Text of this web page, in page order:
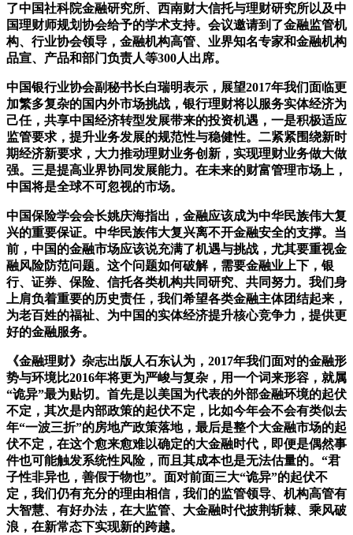
了中国社科院金融研究所、西南财大信托与理财研究所以及中
国理财师规划协会给予的学术支持。会议邀请到了金融监管机
构、行业协会领导，金融机构高管、业界知名专家和金融机构
品宣、产品和部门负责人等300人出席。
中国银行业协会副秘书长白瑞明表示，展望2017年我们面临更
加繁多复杂的国内外市场挑战，银行理财将以服务实体经济为
己任，共享中国经济转型发展带来的投资机遇，一是积极适应
监管要求，提升业务发展的规范性与稳健性。二紧紧围绕新时
期经济新要求，大力推动理财业务创新，实现理财业务做大做
强。三是提高业界协同发展能力。在未来的财富管理市场上，
中国将是全球不可忽视的市场。
中国保险学会会长姚庆海指出，金融应该成为中华民族伟大复
兴的重要保证。中华民族伟大复兴离不开金融安全的支撑。当
前，中国的金融市场应该说充满了机遇与挑战，尤其要重视金
融风险防范问题。这个问题如何破解，需要金融业上下，银
行、证券、保险、信托各类机构共同研究、共同努力。我们身
上肩负着重要的历史责任，我们希望各类金融主体团结起来，
为老百姓的福祉、为中国的实体经济提升核心竞争力，提供更
好的金融服务。
《金融理财》杂志出版人石东认为，2017年我们面对的金融形
势与环境比2016年将更为严峻与复杂，用一个词来形容，就属
“诡异”最为贴切。首先是以美国为代表的外部金融环境的起伏
不定，其次是内部政策的起伏不定，比如今年会不会有类似去
年“一波三折”的房地产政策落地，最后是整个大金融市场的起
伏不定，在这个愈来愈难以确定的大金融时代，即便是偶然事
件也可能触发系统性风险，而且其成本也是无法估量的。“君
子性非异也，善假于物也”。面对前面三大“诡异”的起伏不
定，我们仍有充分的理由相信，我们的监管领导、机构高管有
大智慧、有好办法，在大监管、大金融时代披荆斩棘、乘风破
浪，在新常态下实现新的跨越。